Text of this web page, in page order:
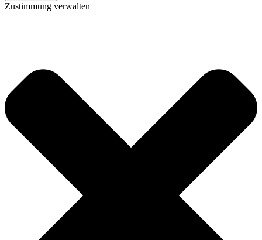
Zustimmung verwalten